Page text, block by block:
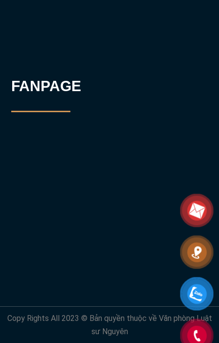
FANPAGE
Copy Rights All 2023 © Bản quyền thuộc về Văn phòng Luật
sư Nguyên